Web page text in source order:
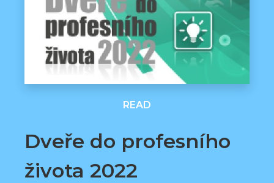
READ
Dveře do profesního
života 2022